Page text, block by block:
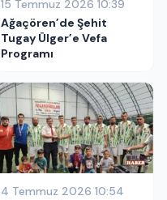
15 Temmuz 2026 10:39
Ağaçören’de Şehit
Tugay Ülger’e Vefa
Programı
4 Temmuz 2026 10:54